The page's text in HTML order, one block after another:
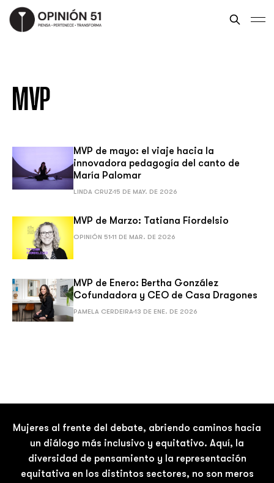
MVP
MVP de mayo: el viaje hacia la
innovadora pedagogía del canto de
María Palomar
LINDA CRUZ15 DE MAY. DE 2026
MVP de Marzo: Tatiana Fiordelsio
OPINIÓN 51 11 DE MAR. DE 2026
MVP de Enero: Bertha González
Cofundadora y CEO de Casa Dragones
PAMELA CERDEIRA13 DE ENE. DE 2026
Mujeres al frente del debate, abriendo caminos hacia
un diálogo más inclusivo y equitativo. Aquí, la
diversidad de pensamiento y la representación
equitativa en los distintos sectores, no son meros